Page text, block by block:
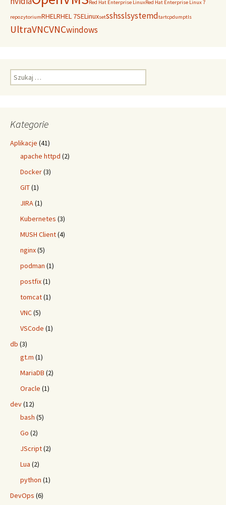
Red Hat Enterprise LinuxRed Hat Enterprise Linux 7
repozytoriumRHELRHEL 7SELinuxsetsshsslsystemdtartcpdumptls
UltraVNCVNCwindows
Szukaj:
Kategorie
Aplikacje (41)
apache httpd (2)
Docker(3)
GIT(1)
JIRA(1)
Kubernetes (3)
MUSH Client(4)
nginx(5)
podman (1)
postfix(1)
tomcat(1)
VNC(5)
VSCode (1)
db (3)
gt.m (1)
MariaDB (2)
Oracle (1)
dev(12)
bash (5)
Go (2)
JScript(2)
Lua (2)
python (1)
DevOps (6)